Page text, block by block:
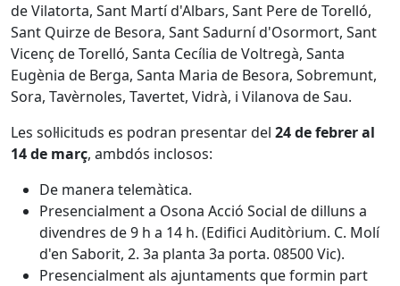
de Vilatorta, Sant Martí d'Albars, Sant Pere de Torelló,
Sant Quirze de Besora, Sant Sadurní d'Osormort, Sant
Vicenç de Torelló, Santa Cecília de Voltregà, Santa
Eugènia de Berga, Santa Maria de Besora, Sobremunt,
Sora, Tavèrnoles, Tavertet, Vidrà, i Vilanova de Sau.
Les sol·licituds es podran presentar del 24 de febrer al
14 de març, ambdós inclosos:
De manera telemàtica.
Presencialment a Osona Acció Social de dilluns a
divendres de 9 h a 14 h. (Edifici Auditòrium. C. Molí
d'en Saborit, 2. 3a planta 3a porta. 08500 Vic).
Presencialment als ajuntaments que formin part